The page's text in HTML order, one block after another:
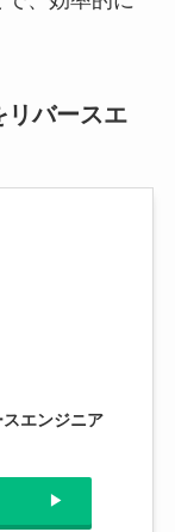
リバースエ
エンジニア